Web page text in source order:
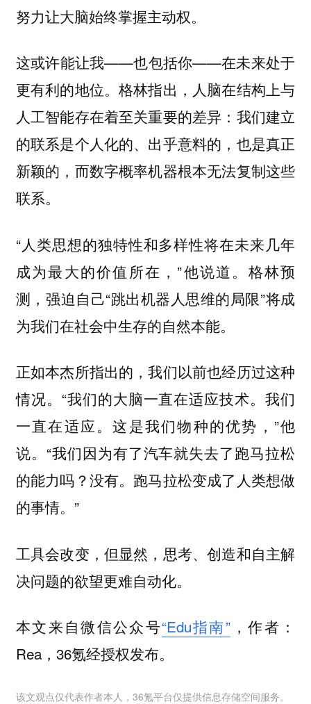
努力让大脑始终掌握主动权。
这或许能让我——也包括你——在未来处于
更有利的地位。格林指出，人脑在结构上与
人工智能存在着至关重要的差异：我们建立
的联系是个人化的、出乎意料的，也是真正
新颖的，而数字概率机器根本无法复制这些
联系。
“人类思想的独特性和多样性将在未来几年
成为最大的价值所在，”他说道。格林预
测，强迫自己“跳出机器人思维的局限”将成
为我们在社会中生存的自然本能。
正如本杰所指出的，我们以前也经历过这种
情况。“我们的大脑一直在适应技术。我们
一直在适应。这是我们物种的优势，”他
说。“我们因为有了汽车就失去了跑马拉松
的能力吗？没有。跑马拉松变成了人类想做
的事情。”
工具会改变，但显然，思考、创造和自主解
决问题的欲望更难自动化。
本文来自微信公众号“Edu指南”，作者：
Rea，36氪经授权发布。
该文观点仅代表作者本人，36氪平台仅提供信息存储空间服务。